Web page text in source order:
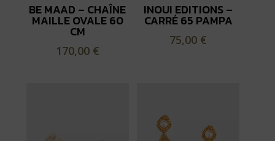
BE MAAD – CHAÎNE
MAILLE OVALE 60
CM
170,00 €
INOUI EDITIONS –
CARRÉ 65 PAMPA
75,00 €